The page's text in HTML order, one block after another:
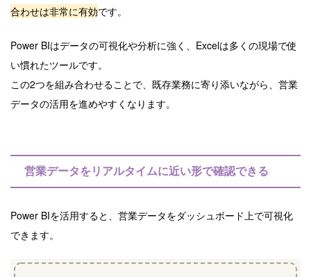
合わせは非常に有効です。
Power BIはデータの可視化や分析に強く、Excelは多くの現場で使
い慣れたツールです。
この2つを組み合わせることで、既存業務に寄り添いながら、営業
データの活用を進めやすくなります。
営業データをリアルタイムに近い形で確認できる
Power BIを活用すると、営業データをダッシュボード上で可視化
できます。